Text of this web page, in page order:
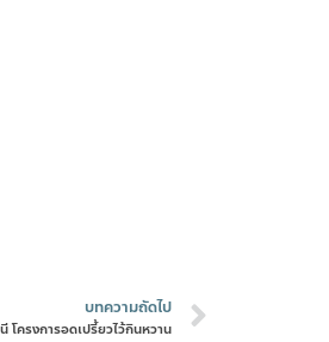
บทความถัดไป
โครงการอดเปรี้ยวไว้กินหวาน